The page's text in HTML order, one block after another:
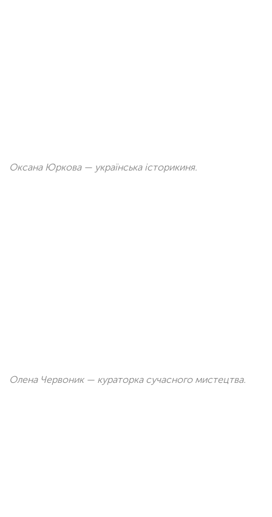
Оксана Юркова — українська історикиня.
Олена Червоник — кураторка сучасного мистецтва.